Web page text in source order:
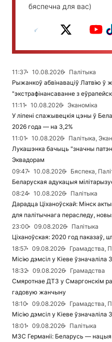
бяспечна для вас)
11:37 10.08.2026
Палітыка
Рыжанкоў абвінаваціў Латвію ў
"экстрафінансаванне з
11:11
10.08.2026
Эканоміка
У ліпені спажывецкія цэны ў
2026 года — на 3,2%
11:01
10.08.2026
Палітыка,
Лукашэнка бачыць "значны
Эквадорам
09:47
10.08.2026
Бяспека,
Беларуская адукацыя
08:24
10.08.2026
Палітыка
Дарадца Ціханоўскай: Мінск
для палітычнага пераследу,
23:00
09.08.2026
Палітыка
Ціханоўская: 2020 год
18:57
09.08.2026
Грамадства,
Місію дэмсіл у Кіеве ўзначаліла
18:32
09.08.2026
Грамадства
Смяротнае ДТЗ у Смаргонскім
гадовую жанчыну
18:10
09.08.2026
Грамадства,
Місію дэмсіл у Кіеве ўзначаліла
18:01
09.08.2026
Палітыка
МЗС Германіі: Беларусь —